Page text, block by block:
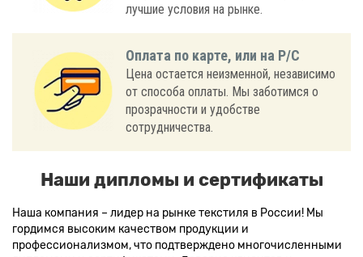
лучшие условия на рынке.
Оплата по карте, или на Р/С
Цена остается неизменной, независимо
от способа оплаты. Мы заботимся о
прозрачности и удобстве
сотрудничества.
Наши дипломы и сертификаты
Наша компания – лидер на рынке текстиля в России! Мы
гордимся высоким качеством продукции и
профессионализмом, что подтверждено многочисленными